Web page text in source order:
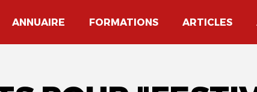
ANNUAIRE FORMATIONS ARTICLES